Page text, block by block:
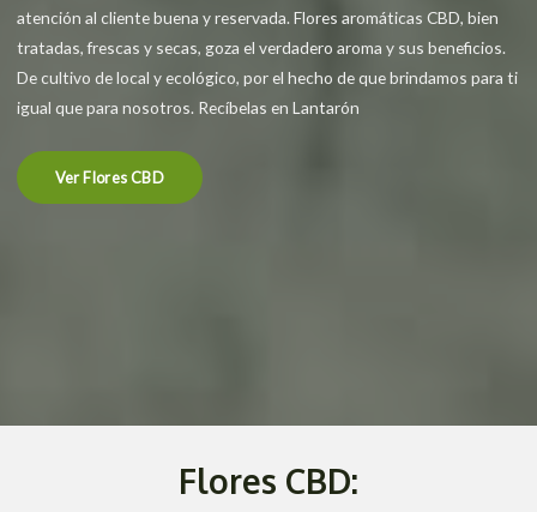
atención al cliente buena y reservada. Flores aromáticas CBD, bien
tratadas, frescas y secas, goza el verdadero aroma y sus beneficios.
De cultivo de local y ecológico, por el hecho de que brindamos para ti
igual que para nosotros. Recíbelas en Lantarón
Ver Flores CBD
Flores CBD: